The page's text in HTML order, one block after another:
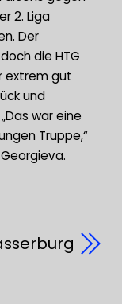
2. Liga
Der
die HTG
extrem gut
und
war eine
Truppe,“